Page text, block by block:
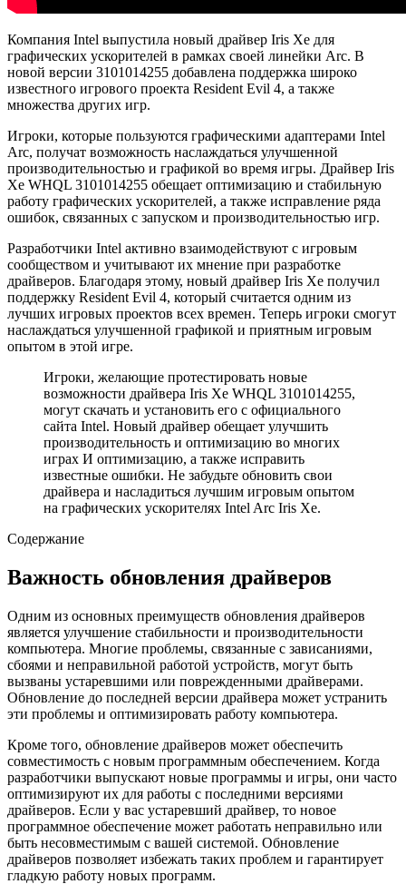
Компания Intel выпустила новый драйвер Iris Xe для
графических ускорителей в рамках своей линейки Arc. В
новой версии 3101014255 добавлена поддержка широко
известного игрового проекта Resident Evil 4, а также
множества других игр.
Игроки, которые пользуются графическими адаптерами Intel
Arc, получат возможность наслаждаться улучшенной
производительностью и графикой во время игры. Драйвер Iris
Xe WHQL 3101014255 обещает оптимизацию и стабильную
работу графических ускорителей, а также исправление ряда
ошибок, связанных с запуском и производительностью игр.
Разработчики Intel активно взаимодействуют с игровым
сообществом и учитывают их мнение при разработке
драйверов. Благодаря этому, новый драйвер Iris Xe получил
поддержку Resident Evil 4, который считается одним из
лучших игровых проектов всех времен. Теперь игроки смогут
наслаждаться улучшенной графикой и приятным игровым
опытом в этой игре.
Игроки, желающие протестировать новые
возможности драйвера Iris Xe WHQL 3101014255,
могут скачать и установить его с официального
сайта Intel. Новый драйвер обещает улучшить
производительность и оптимизацию во многих
играх И оптимизацию, а также исправить
известные ошибки. Не забудьте обновить свои
драйвера и насладиться лучшим игровым опытом
на графических ускорителях Intel Arc Iris Xe.
Содержание
Важность обновления драйверов
Одним из основных преимуществ обновления драйверов
является улучшение стабильности и производительности
компьютера. Многие проблемы, связанные с зависаниями,
сбоями и неправильной работой устройств, могут быть
вызваны устаревшими или поврежденными драйверами.
Обновление до последней версии драйвера может устранить
эти проблемы и оптимизировать работу компьютера.
Кроме того, обновление драйверов может обеспечить
совместимость с новым программным обеспечением. Когда
разработчики выпускают новые программы и игры, они часто
оптимизируют их для работы с последними версиями
драйверов. Если у вас устаревший драйвер, то новое
программное обеспечение может работать неправильно или
быть несовместимым с вашей системой. Обновление
драйверов позволяет избежать таких проблем и гарантирует
гладкую работу новых программ.